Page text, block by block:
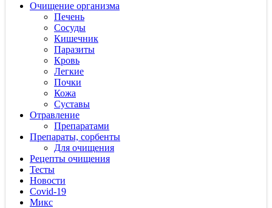
Очищение организма
Печень
Сосуды
Кишечник
Паразиты
Кровь
Легкие
Почки
Кожа
Суставы
Отравление
Препаратами
Препараты, сорбенты
Для очищения
Рецепты очищения
Тесты
Новости
Covid-19
Микс